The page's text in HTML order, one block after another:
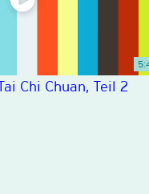
Chi Chuan, Teil 2